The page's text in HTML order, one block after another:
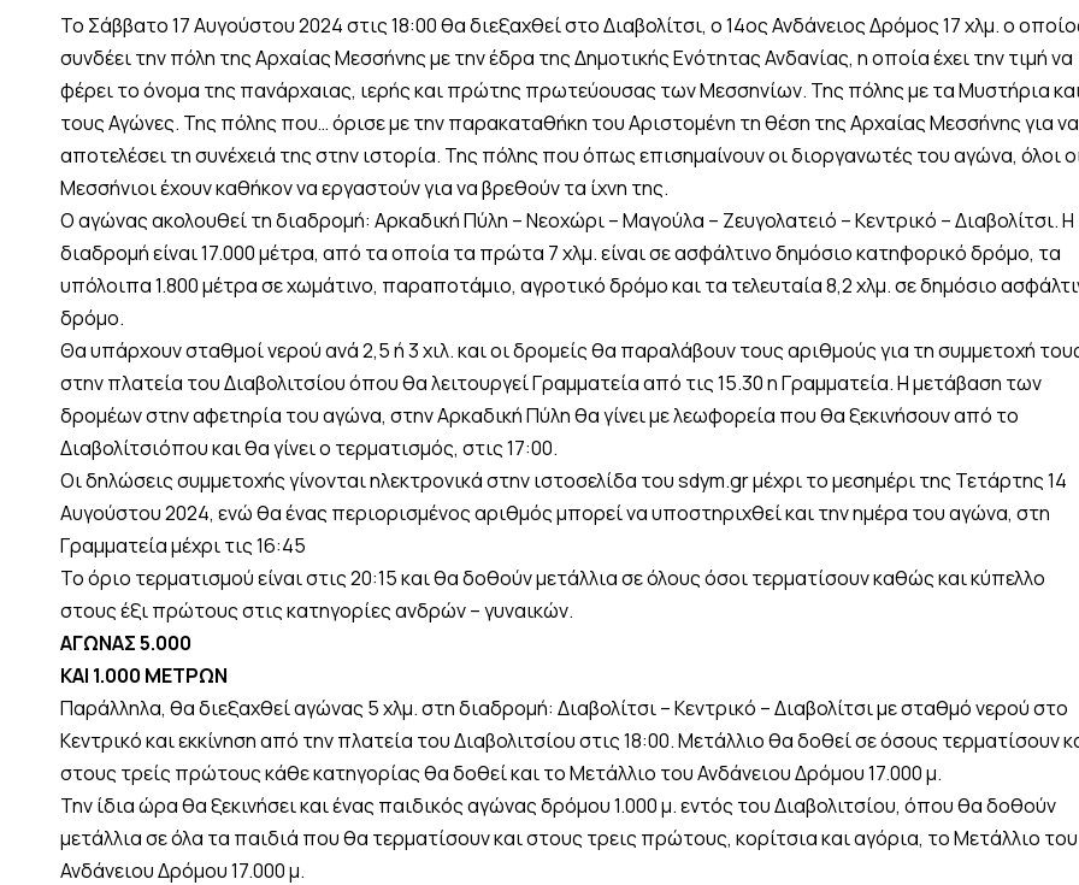
Το Σάββατο 17 Αυγούστου 2024 στις 18:00 θα διεξαχθεί στο Διαβολίτσι, ο 14ος Ανδάνειος Δρόμος 17 χλμ. ο
συνδέει την πόλη της Αρχαίας Μεσσήνης με την έδρα της Δημοτικής Ενότητας Ανδανίας, η οποία έχει την τιμή να
φέρει το όνομα της πανάρχαιας, ιερής και πρώτης πρωτεύουσας των Μεσσηνίων. Της πόλης με τα Μυστήρια
τους Αγώνες. Της πόλης που… όρισε με την παρακαταθήκη του Αριστομένη τη θέση της Αρχαίας Μεσσήνης για να
αποτελέσει τη συνέχειά της στην ιστορία. Της πόλης που όπως επισημαίνουν οι διοργανωτές του αγώνα, όλοι
Μεσσήνιοι έχουν καθήκον να εργαστούν για να βρεθούν τα ίχνη της.
Ο αγώνας ακολουθεί τη διαδρομή: Αρκαδική Πύλη – Νεοχώρι – Μαγούλα – Ζευγολατειό – Κεντρικό – Διαβολίτσι. Η
διαδρομή είναι 17.000 μέτρα, από τα οποία τα πρώτα 7 χλμ. είναι σε ασφάλτινο δημόσιο κατηφορικό δρόμο, τα
υπόλοιπα 1.800 μέτρα σε χωμάτινο, παραποτάμιο, αγροτικό δρόμο και τα τελευταία 8,2 χλμ. σε δημόσιο
δρόμο.
Θα υπάρχουν σταθμοί νερού ανά 2,5 ή 3 χιλ. και οι δρομείς θα παραλάβουν τους αριθμούς για τη συμμετοχή
στην πλατεία του Διαβολιτσίου όπου θα λειτουργεί Γραμματεία από τις 15.30 η Γραμματεία. Η μετάβαση των
δρομέων στην αφετηρία του αγώνα, στην Αρκαδική Πύλη θα γίνει με λεωφορεία που θα ξεκινήσουν από το
Διαβολίτσιόπου και θα γίνει ο τερματισμός, στις 17:00.
Οι δηλώσεις συμμετοχής γίνονται ηλεκτρονικά στην ιστοσελίδα του sdym.gr μέχρι το μεσημέρι της Τετάρτης 14
Αυγούστου 2024, ενώ θα ένας περιορισμένος αριθμός μπορεί να υποστηριχθεί και την ημέρα του αγώνα, στη
Γραμματεία μέχρι τις 16:45
Το όριο τερματισμού είναι στις 20:15 και θα δοθούν μετάλλια σε όλους όσοι τερματίσουν καθώς και κύπελλο
στους έξι πρώτους στις κατηγορίες ανδρών – γυναικών.
ΑΓΩΝΑΣ 5.000
ΚΑΙ 1.000 ΜΕΤΡΩΝ
Παράλληλα, θα διεξαχθεί αγώνας 5 χλμ. στη διαδρομή: Διαβολίτσι – Κεντρικό – Διαβολίτσι με σταθμό νερού στο
Κεντρικό και εκκίνηση από την πλατεία του Διαβολιτσίου στις 18:00. Μετάλλιο θα δοθεί σε όσους τερματίσουν
στους τρείς πρώτους κάθε κατηγορίας θα δοθεί και το Μετάλλιο του Ανδάνειου Δρόμου 17.000 μ.
Την ίδια ώρα θα ξεκινήσει και ένας παιδικός αγώνας δρόμου 1.000 μ. εντός του Διαβολιτσίου, όπου θα δοθούν
μετάλλια σε όλα τα παιδιά που θα τερματίσουν και στους τρεις πρώτους, κορίτσια και αγόρια, το Μετάλλιο του
Ανδάνειου Δρόμου 17.000 μ.